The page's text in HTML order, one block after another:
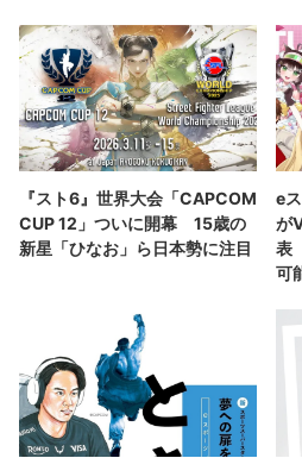
『スト6』世界大会「CAPCOM
CUP 12」ついに開幕 15歳の
新星「ひなお」ら日本勢に注目
e
が
表
可